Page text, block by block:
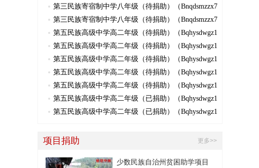
第三民族寄宿制中学八年级（待捐助）（Bnqdsmzzx7
第三民族寄宿制中学八年级（待捐助）（Bnqdsmzzx7
第五民族高级中学高二年级（待捐助）（Bqhysdwgz1
第五民族高级中学高二年级（待捐助）（Bqhysdwgz1
第五民族高级中学高二年级（待捐助）（Bqhysdwgz1
第五民族高级中学高二年级（待捐助）（Bqhysdwgz1
第五民族高级中学高二年级（待捐助）（Bqhysdwgz1
第五民族高级中学高二年级（已捐助）（Bqhysdwgz1
第五民族高级中学高二年级（已捐助）（Bqhysdwgz1
更多>>
项目捐助
少数民族自治州贫困助学项目